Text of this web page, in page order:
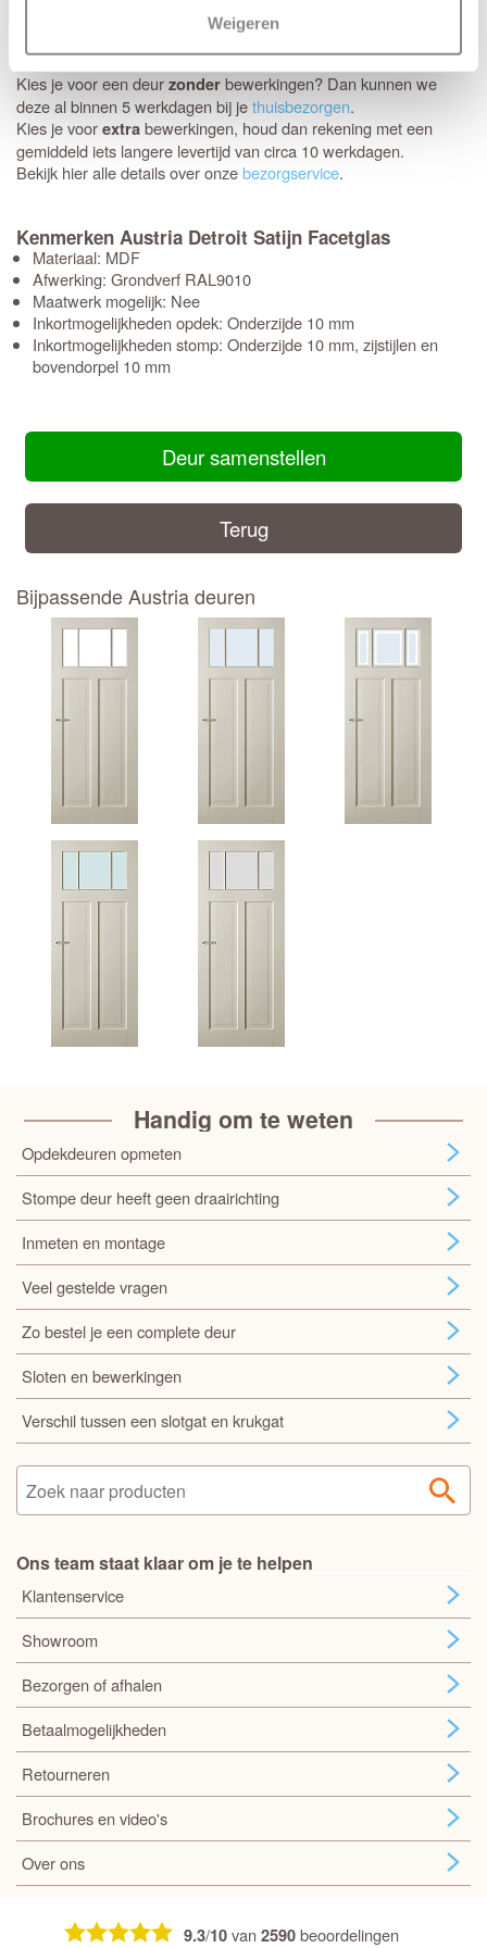
Weigeren
Schikt het moment niet? Geen probleem, je kunt eenvoudig zelf
een later bezorgmoment inplannen dat jou beter uitkomt.
Kies je voor een deurzonderbewerkingen? Dan kunnen we
deze al binnen 5 werkdagen bij jethuisbezorgen.
Kies je voorextrabewerkingen, houd dan rekening met een
gemiddeld iets langere levertijd van circa 10 werkdagen.
Bekijk hier alle details over onzebezorgservice.
Kenmerken Austria Detroit Satijn Facetglas
Materiaal: MDF
Afwerking: Grondverf RAL9010
Maatwerk mogelijk: Nee
Inkortmogelijkheden opdek: Onderzijde 10 mm
Inkortmogelijkheden stomp: Onderzijde 10 mm, zijstijlen en
bovendorpel 10 mm
Deur samenstellen
Terug
Bijpassende Austria deuren
Handig om te weten
Opdekdeuren opmeten
Stompe deur heeft geen draairichting
Inmeten en montage
Veel gestelde vragen
Zo bestel je een complete deur
Sloten en bewerkingen
Verschil tussen een slotgat en krukgat
Ons team staat klaar om je te helpen
Klantenservice
Showroom
Bezorgen of afhalen
Betaalmogelijkheden
Retourneren
Brochures en video's
Over ons
9.3/10van2590beoordelingen